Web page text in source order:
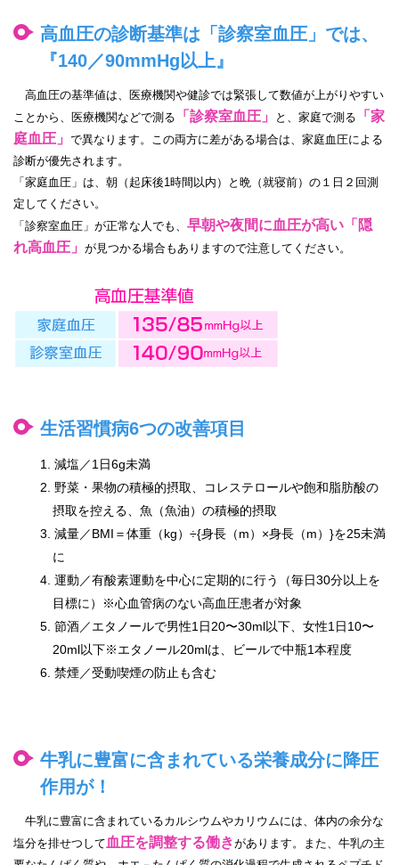
高血圧の診断基準は「診察室血圧」では、
『140／90mmHg以上』
高血圧の基準値は、医療機関や健診では緊張して数値が上がりやすい
ことから、医療機関などで測る
「診察室血圧」 と、家庭で測る
「家
庭血圧」 で異なります。この両方に差がある場合は、家庭血圧による
診断が優先されます。
「家庭血圧」は、朝（起床後1時間以内）と晩（就寝前）の１日２回測
定してください。
「診察室血圧」が正常な人でも、 早朝や夜間に血圧が高い「隠
れ高血圧」 が見つかる場合もありますので注意してください。
生活習慣病6つの改善項目
1. 減塩／1日6g未満
2. 野菜・果物の積極的摂取、コレステロールや飽和脂肪酸の
摂取を控える、魚（魚油）の積極的摂取
3. 減量／BMI＝体重（kg）÷{身長（m）×身長（m）}を25未満
に
4. 運動／有酸素運動を中心に定期的に行う（毎日30分以上を
目標に）※心血管病のない高血圧患者が対象
5. 節酒／エタノールで男性1日20〜30ml以下、女性1日10〜
20ml以下※エタノール20mlは、ビールで中瓶1本程度
6. 禁煙／受動喫煙の防止も含む
牛乳に豊富に含まれている栄養成分に降圧
作用が！
牛乳に豊富に含まれているカルシウムやカリウムには、体内の余分な
塩分を排せつして 血圧を調整する働きがあります。また、牛乳の主